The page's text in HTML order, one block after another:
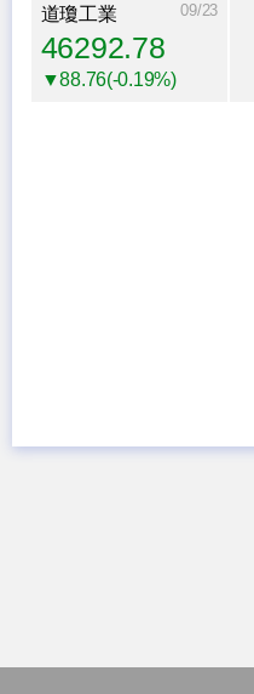
道瓊工業 09/23
46292.78
▼88.76(-0.19%)